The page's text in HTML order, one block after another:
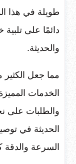
طويلة في هذا
دائمًا على
والحديثة.
مما جعل الكثير
الخدمات
والطلبات على
الحديثة في
السرعة والدقة